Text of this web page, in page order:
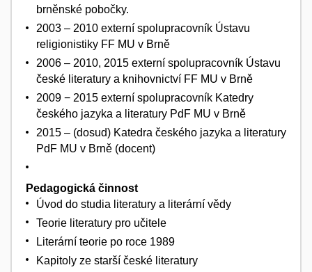
brněnské pobočky.
2003 – 2010 externí spolupracovník Ústavu
religionistiky FF MU v Brně
2006 – 2010, 2015 externí spolupracovník Ústavu
české literatury a knihovnictví FF MU v Brně
2009 − 2015 externí spolupracovník Katedry
českého jazyka a literatury PdF MU v Brně
2015 – (dosud) Katedra českého jazyka a literatury
PdF MU v Brně (docent)
Pedagogická činnost
Úvod do studia literatury a literární vědy
Teorie literatury pro učitele
Literární teorie po roce 1989
Kapitoly ze starší české literatury